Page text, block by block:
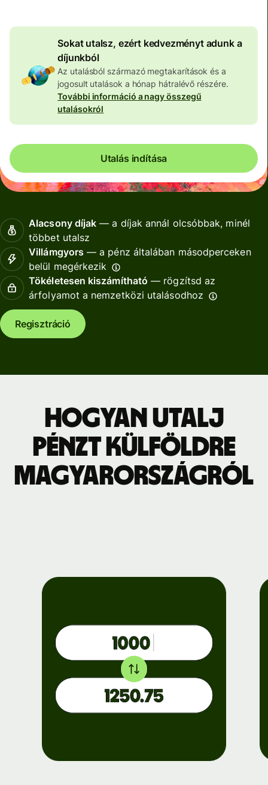
Sokat utalsz, ezért kedvezményt adunk a
díjunkból
Az utalásból származó megtakarítások és a
jogosult utalások a hónap hátralévő részére.
További információ a nagy összegű
utalásokról
Utalás indítása
Alacsony díjak — a díjak annál olcsóbbak, minél
többet utalsz
Villámgyors — a pénz általában másodperceken
belül megérkezik
Tökéletesen kiszámítható — rögzítsd az
árfolyamot a nemzetközi utalásodhoz
Regisztráció
Hogyan utalj
pénzt külföldre
Magyarországról